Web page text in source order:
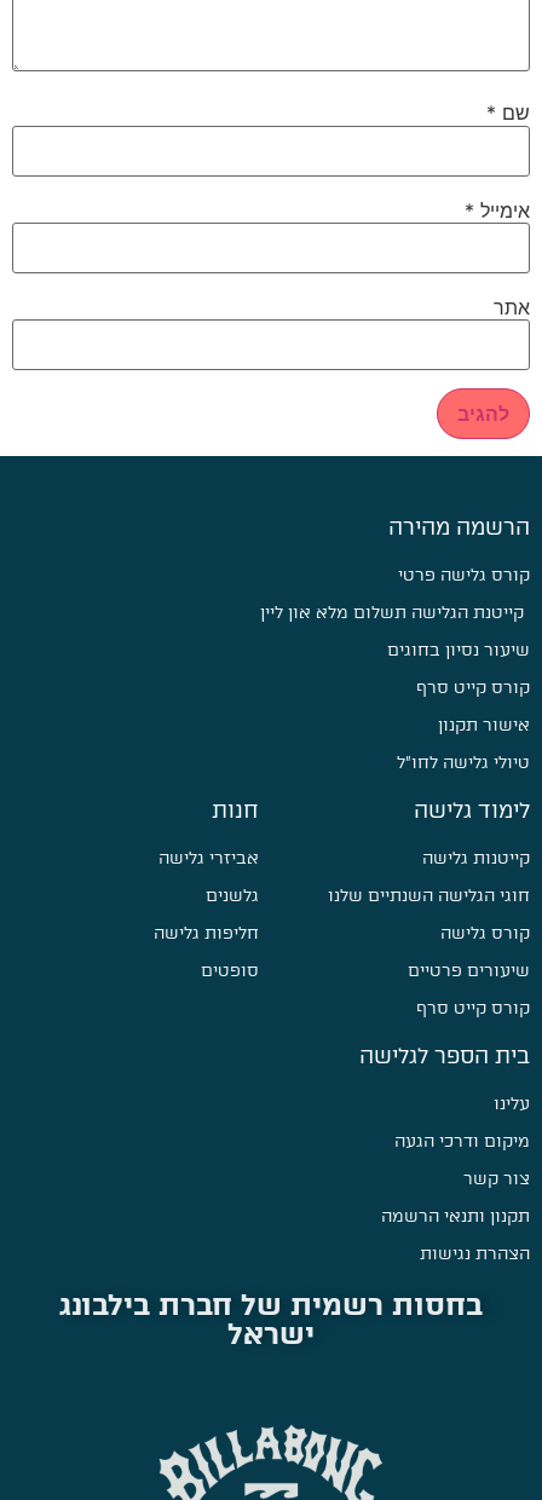
שם *
אימייל *
אתר
הרשמה מהירה
קורס גלישה פרטי
קייטנת הגלישה תשלום מלא און ליין
שיעור נסיון בחוגים
קורס קייט סרף
אישור תקנון
טיולי גלישה לחו״ל
לימוד גלישה
קייטנות גלישה
חוגי הגלישה השנתיים שלנו
קורס גלישה
שיעורים פרטיים
קורס קייט סרף
חנות
אביזרי גלישה
גלשנים
חליפות גלישה
סופטים
בית הספר לגלישה
עלינו
מיקום ודרכי הגעה
צור קשר
תקנון ותנאי הרשמה
הצהרת נגישות
בחסות רשמית של חברת בילבונג
ישראל